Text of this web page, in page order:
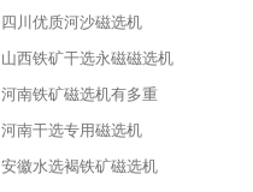
四川优质河沙磁选机
山西铁矿干选永磁磁选机
河南铁矿磁选机有多重
河南干选专用磁选机
安徽水选褐铁矿磁选机